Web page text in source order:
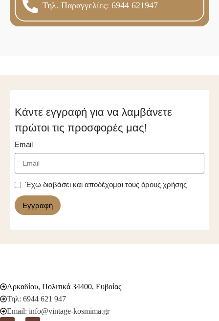
Τηλ. Παραγγελίες: 6944 621947
Κάντε εγγραφή για να λαμβάνετε
πρώτοι τις προσφορές μας!
Email
Έχω διαβάσει και αποδέχομαι τους όρους χρήσης
Εγγραφή
Αρκαδίου, Πολιτικά 34400, Ευβοίας
Τηλ: 6944 621 947
Email: info@vintage-kosmima.gr